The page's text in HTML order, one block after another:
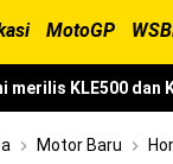
MotoGP
merilis KLE500 dan
Motor Baru